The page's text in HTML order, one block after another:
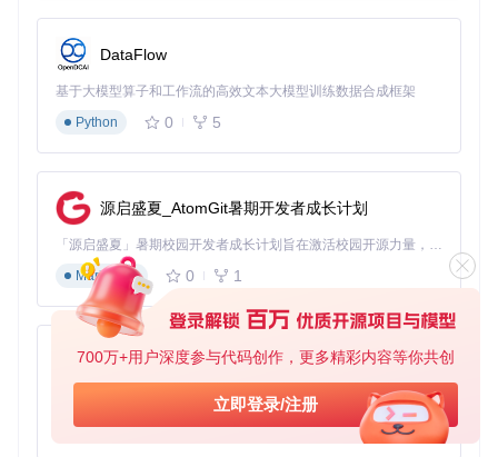
700万+用户深度参与代码创作，更多精彩内容等你共创
立即登录/注册
例如，对于arm64-v8a架构设备，完整路径应为：
在UnityPlayerActivity中集成Perseus需要两个关键步骤：
声明本地方法（添加在onCreate方法之前）：
.method private static native init(Landroid/content/
.end method
加载库并初始化 （添加在onCreate方法内部）：
# 加载Perseus库
const-string v0, "Perseus"
invoke-static {v0}, Ljava/lang/System;->loadLibrary(
# 调用初始化方法
Lcom/unity3d/player/
DataFlow
基于大模型算子和工作流的高效文本大模型训练数据合成框架
Python
0 5
源启盛夏_AtomGit暑期开发者成长计划
「源启盛夏」暑期校园开发者成长计划旨在激活校园开源力量，通过积分激励、认证扶持、资源倾斜等形式，引导高校组织和开发者完成「入驻 — 建项目 — 做贡献 — 获认证 — 得资源」的完整闭环。无论你是想带领社团入驻平台的组织者，还是希望用代码贡献证明自己的开发者，都能在这里找到属于你的成长路径。
Markdown
0 1
py-xiaozhi
基于Python的Xiaozhi AI，适用于想要完整Xiaozhi体验而无需拥有专用硬件的用户。
Python
0 1